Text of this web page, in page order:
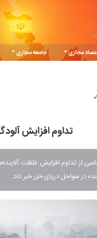
مجازی جامعه مجازی
تداوم افزایش
از تداوم افزایش غلظت
در سواحل دریای خزر خبر داد.